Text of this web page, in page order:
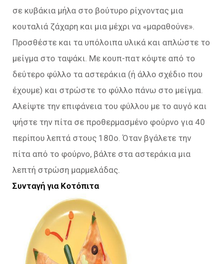
σε κυβάκια μήλα στο βούτυρο ρίχνοντας μια
κουταλιά ζάχαρη και μια μέχρι να «μαραθούνε».
Προσθέστε και τα υπόλοιπα υλικά και απλώστε το
μείγμα στο ταψάκι. Με κουπ-πατ κόψτε από το
δεύτερο φύλλο τα αστεράκια (ή άλλο σχέδιο που
έχουμε) και στρώστε το φύλλο πάνω στο μείγμα.
Αλείψτε την επιφάνεια του φύλλου με το αυγό και
ψήστε την πίτα σε προθερμασμένο φούρνο για 40
περίπου λεπτά στους 180ο. Όταν βγάλετε την
πίτα από το φούρνο, βάλτε στα αστεράκια μια
λεπτή στρώση μαρμελάδας.
Συνταγή για Κοτόπιτα